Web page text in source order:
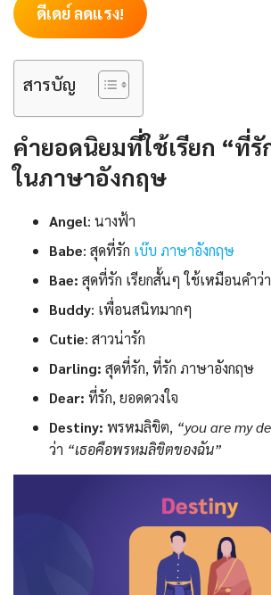
ดีเดย์ ลดแรง!
สารบัญ
คำยอดนิยมที่ใช้เรียก “ที่
ในภาษาอังกฤษ
Angel: นางฟ้า
Babe: สุดที่รัก เบ๊บ ภาษาอังกฤษ
Bae: สุดที่รัก เรียกสั้นๆ ใช้เหมือนคำว่
Buddy: เพื่อนสนิทมากๆ
Cutie: สาวน่ารัก
Darling: สุดที่รัก, ที่รัก ภาษาอังกฤษ
Dear: ที่รัก, ยอดดวงใจ
Destiny: พรหมลิขิต, “you are my
ว่า “เธอคือพรหมลิขิตของฉัน”